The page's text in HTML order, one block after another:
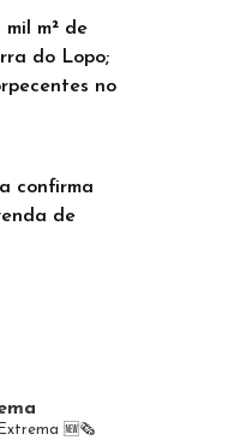
m² de
do Lopo;
no
confirma
de
🆕️🗞